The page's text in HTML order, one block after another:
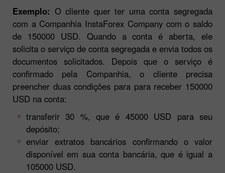
Exemplo: O cliente quer ter uma conta segregada
com a Companhia InstaForex Company com o saldo
de 150000 USD. Quando a conta é aberta, ele
solicita o serviço de conta segregada e envia todos os
documentos solicitados. Depois que o serviço é
confirmado pela Companhia, o cliente precisa
preencher duas condições para para receber 150000
USD na conta:
transferir 30 %, que é 45000 USD para seu
depósito;
enviar extratos bancários confirmando o valor
disponível em sua conta bancária, que é igual a
105000 USD.